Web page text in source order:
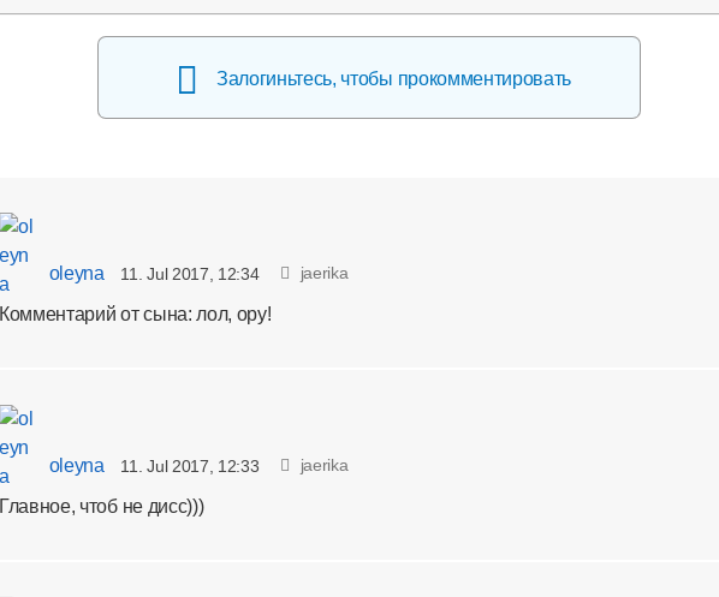
Залогиньтесь, чтобы прокомментировать
oleyna 11. Jul 2017, 12:34 jaerika
Комментарий от сына: лол, ору!
oleyna 11. Jul 2017, 12:33 jaerika
Главное, чтоб не дисс)))